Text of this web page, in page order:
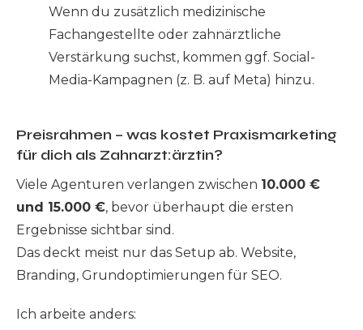
Wenn du zusätzlich medizinische
Fachangestellte oder zahnärztliche
Verstärkung suchst, kommen ggf. Social-
Media-Kampagnen (z. B. auf Meta) hinzu.
Preisrahmen – was kostet Praxismarketing
für dich als Zahnarzt:ärztin?
Viele Agenturen verlangen zwischen 10.000 €
und 15.000 €, bevor überhaupt die ersten
Ergebnisse sichtbar sind.
Das deckt meist nur das Setup ab. Website,
Branding, Grundoptimierungen für SEO.
Ich arbeite anders: